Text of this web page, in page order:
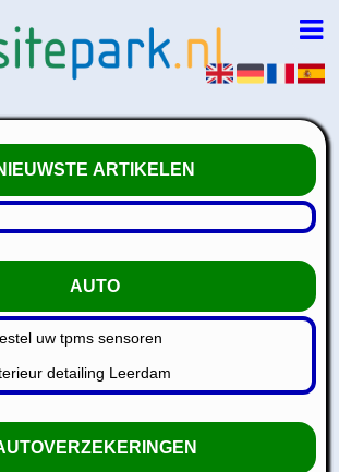
ARTIKELEN
AUTO
uw tpms sensoren
detailing Leerdam